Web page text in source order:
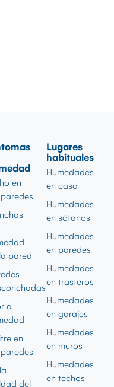
en
paredes
pared
a
en
paredes
del
Lugares
habituales
Humedades
en casa
Humedades
en sótanos
Humedades
en paredes
Humedades
en trasteros
Humedades
en garajes
Humedades
en muros
Humedades
en techos